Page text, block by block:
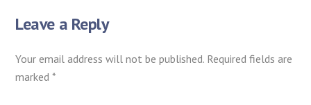
p k
Leave a Reply
Your email address will not be published. Required fields are
marked*